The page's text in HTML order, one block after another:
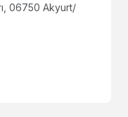
06750 Akyurt/